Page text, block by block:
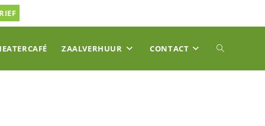
ZAALVERHUUR CONTACT TOGGLE